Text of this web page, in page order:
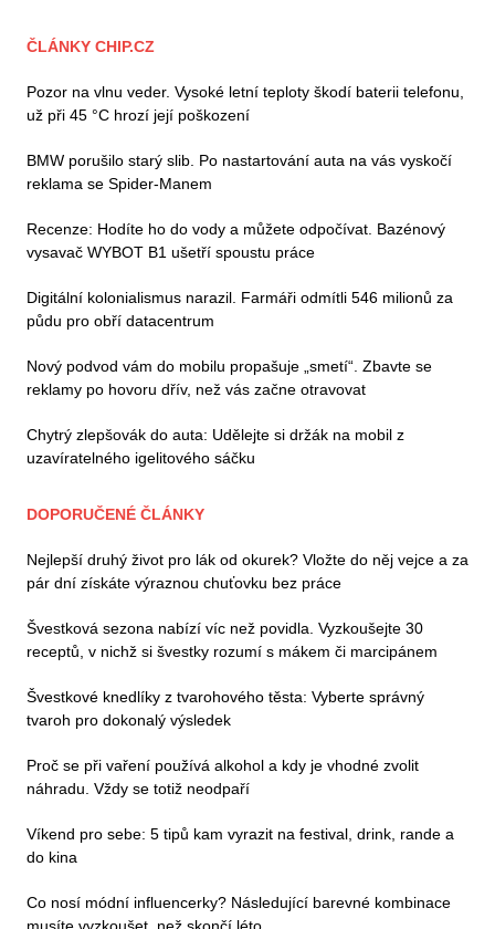
ČLÁNKY CHIP.CZ
Pozor na vlnu veder. Vysoké letní teploty škodí baterii telefonu,
už při 45 °C hrozí její poškození
BMW porušilo starý slib. Po nastartování auta na vás vyskočí
reklama se Spider-Manem
Recenze: Hodíte ho do vody a můžete odpočívat. Bazénový
vysavač WYBOT B1 ušetří spoustu práce
Digitální kolonialismus narazil. Farmáři odmítli 546 milionů za
půdu pro obří datacentrum
Nový podvod vám do mobilu propašuje „smetí“. Zbavte se
reklamy po hovoru dřív, než vás začne otravovat
Chytrý zlepšovák do auta: Udělejte si držák na mobil z
uzavíratelného igelitového sáčku
DOPORUČENÉ ČLÁNKY
Nejlepší druhý život pro lák od okurek? Vložte do něj vejce a za
pár dní získáte výraznou chuťovku bez práce
Švestková sezona nabízí víc než povidla. Vyzkoušejte 30
receptů, v nichž si švestky rozumí s mákem či marcipánem
Švestkové knedlíky z tvarohového těsta: Vyberte správný
tvaroh pro dokonalý výsledek
Proč se při vaření používá alkohol a kdy je vhodné zvolit
náhradu. Vždy se totiž neodpaří
Víkend pro sebe: 5 tipů kam vyrazit na festival, drink, rande a
do kina
Co nosí módní influencerky? Následující barevné kombinace